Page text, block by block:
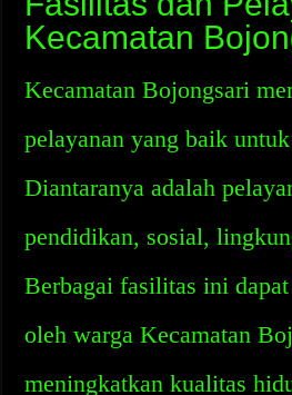
Kecamatan
Kecamatan Bojongsari
pelayanan yang baik
Diantaranya adalah
pendidikan, sosial,
Berbagai fasilitas ini
oleh warga Kecamatan
meningkatkan kualitas